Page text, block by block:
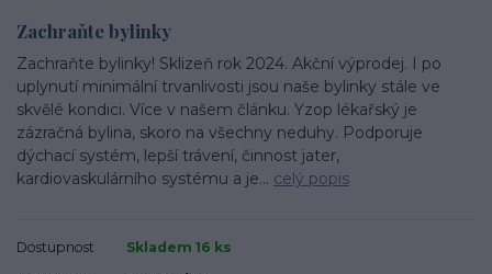
Zachraňte bylinky
Zachraňte bylinky! Sklizeň rok 2024. Akční výprodej. I po
uplynutí minimální trvanlivosti jsou naše bylinky stále ve
skvělé kondici. Více v našem článku. Yzop lékařský je
zázračná bylina, skoro na všechny neduhy. Podporuje
dýchací systém, lepší trávení, činnost jater,
kardiovaskulárního systému a je... celý popis
Dostupnost
Skladem 16 ks